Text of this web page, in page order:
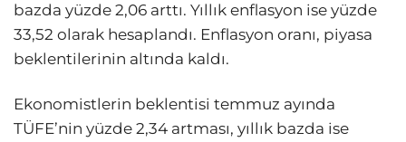
bazda yüzde 2,06 arttı. Yıllık enflasyon ise yüzde
33,52 olarak hesaplandı. Enflasyon oranı, piyasa
beklentilerinin altında kaldı.
Ekonomistlerin beklentisi temmuz ayında
TÜFE’nin yüzde 2,34 artması, yıllık bazda ise